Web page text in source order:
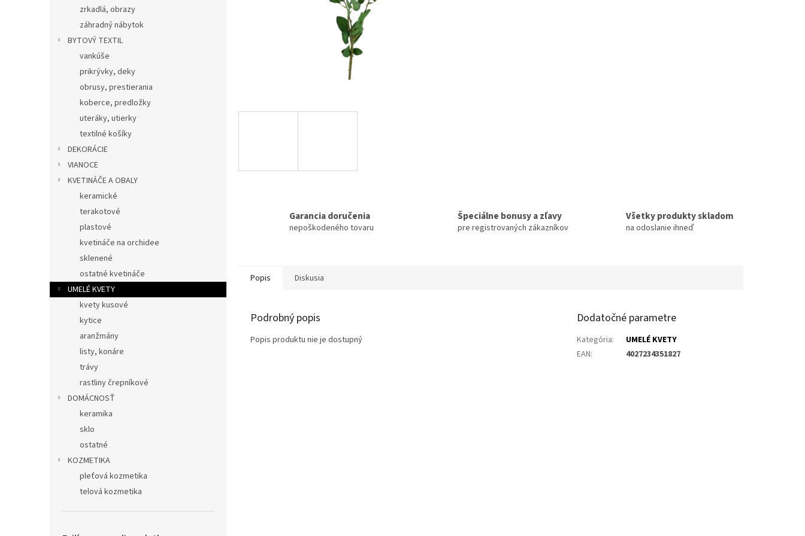
zrkadlá, obrazy
záhradný nábytok
BYTOVÝ TEXTIL
vankúše
prikrývky, deky
obrusy, prestierania
koberce, predložky
uteráky, utierky
textilné košíky
DEKORÁCIE
VIANOCE
KVETINÁČE A OBALY
keramické
terakotové
plastové
kvetináče na orchidee
sklenené
ostatné kvetináče
UMELÉ KVETY
kvety kusové
kytice
aranžmány
listy, konáre
trávy
rastliny črepníkové
DOMÁCNOSŤ
keramika
sklo
ostatné
KOZMETIKA
pleťová kozmetika
telová kozmetika
Garancia doručenia
nepoškodeného tovaru
Špeciálne bonusy a zľavy
pre registrovaných zákazníkov
Všetky produkty skladom
na odoslanie ihneď
Popis Diskusia
Podrobný popis
Popis produktu nie je dostupný
Dodatočné parametre
Kategória:
UMELÉ KVETY
EAN: 4027234351827